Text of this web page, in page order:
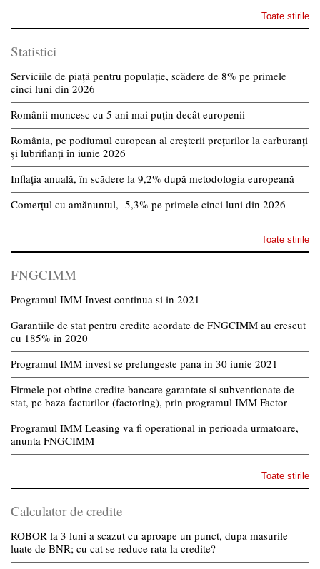
Toate stirile
Statistici
Serviciile de piață pentru populație, scădere de 8% pe primele
cinci luni din 2026
Românii muncesc cu 5 ani mai puțin decât europenii
România, pe podiumul european al creșterii prețurilor la carburanți
și lubrifianți în iunie 2026
Inflația anuală, în scădere la 9,2% după metodologia europeană
Comerțul cu amănuntul, -5,3% pe primele cinci luni din 2026
Toate stirile
FNGCIMM
Programul IMM Invest continua si in 2021
Garantiile de stat pentru credite acordate de FNGCIMM au crescut
cu 185% in 2020
Programul IMM invest se prelungeste pana in 30 iunie 2021
Firmele pot obtine credite bancare garantate si subventionate de
stat, pe baza facturilor (factoring), prin programul IMM Factor
Programul IMM Leasing va fi operational in perioada urmatoare,
anunta FNGCIMM
Toate stirile
Calculator de credite
ROBOR la 3 luni a scazut cu aproape un punct, dupa masurile
luate de BNR; cu cat se reduce rata la credite?